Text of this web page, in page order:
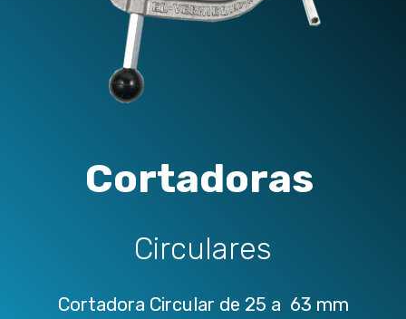
Cortadoras
Circulares
Cortadora Circular de 25 a 63 mm